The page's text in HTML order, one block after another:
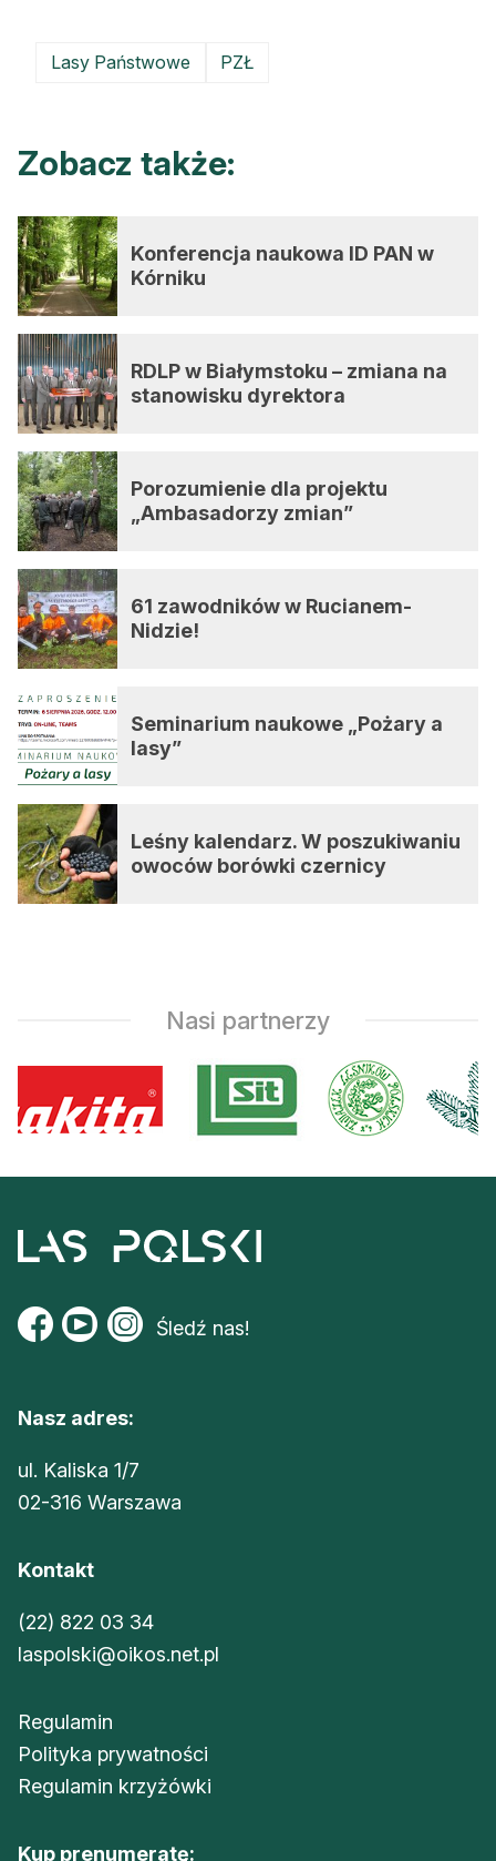
Lasy Państwowe PZŁ
Zobacz także:
Konferencja naukowa ID PAN w
Kórniku
RDLP w Białymstoku – zmiana na
stanowisku dyrektora
Porozumienie dla projektu
„Ambasadorzy zmian”
61 zawodników w Rucianem-
Nidzie!
Seminarium naukowe „Pożary a
lasy”
Leśny kalendarz. W poszukiwaniu
owoców borówki czernicy
Nasi partnerzy
Śledź nas!
Nasz adres:
ul. Kaliska 1/7
02-316 Warszawa
Kontakt
(22) 822 03 34
laspolski@oikos.net.pl
Regulamin
Polityka prywatności
Regulamin krzyżówki
Kup prenumeratę: